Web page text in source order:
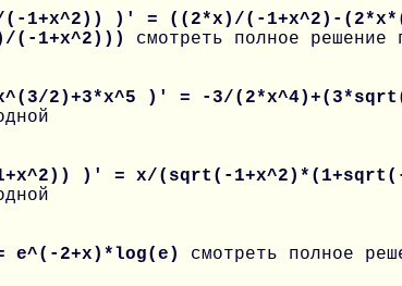
1+x^2)) )' = ((2*x)/(-1+x^2)-
(-1+x^2))) смотреть полное решение
2)+3*x^5 )' = -3/
)' = x/(sqrt(-
e^(-2+x)*log(e) смотреть полное